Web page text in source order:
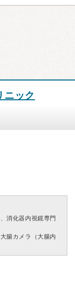
ニック
消化器内視鏡専門
腸カメラ（大腸内